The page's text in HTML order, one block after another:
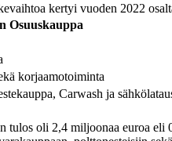
kertyi vuoden 2022
Osuuskauppa
korjaamotoiminta
Carwash ja
tulos oli 2,4 miljoonaa euroa